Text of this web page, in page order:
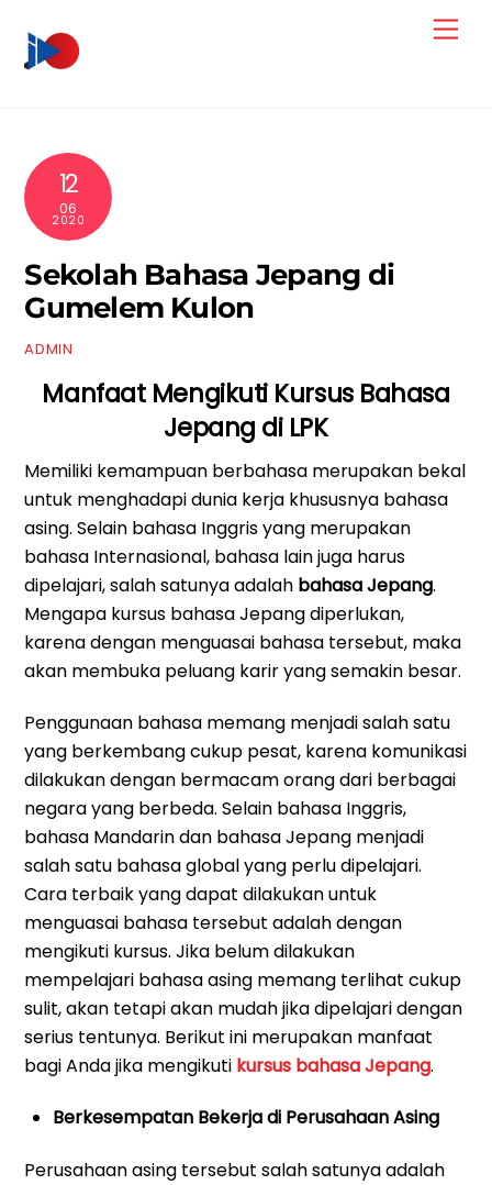
content
12
06
2020
Sekolah Bahasa Jepang di
Gumelem Kulon
ADMIN
Manfaat Mengikuti Kursus Bahasa
Jepang di LPK
Memiliki kemampuan berbahasa merupakan bekal
untuk menghadapi dunia kerja khususnya bahasa
asing. Selain bahasa Inggris yang merupakan
bahasa Internasional, bahasa lain juga harus
dipelajari, salah satunya adalah bahasa Jepang.
Mengapa kursus bahasa Jepang diperlukan,
karena dengan menguasai bahasa tersebut, maka
akan membuka peluang karir yang semakin besar.
Penggunaan bahasa memang menjadi salah satu
yang berkembang cukup pesat, karena komunikasi
dilakukan dengan bermacam orang dari berbagai
negara yang berbeda. Selain bahasa Inggris,
bahasa Mandarin dan bahasa Jepang menjadi
salah satu bahasa global yang perlu dipelajari.
Cara terbaik yang dapat dilakukan untuk
menguasai bahasa tersebut adalah dengan
mengikuti kursus. Jika belum dilakukan
mempelajari bahasa asing memang terlihat cukup
sulit, akan tetapi akan mudah jika dipelajari dengan
serius tentunya. Berikut ini merupakan manfaat
bagi Anda jika mengikuti kursus bahasa Jepang.
Berkesempatan Bekerja di Perusahaan Asing
Perusahaan asing tersebut salah satunya adalah